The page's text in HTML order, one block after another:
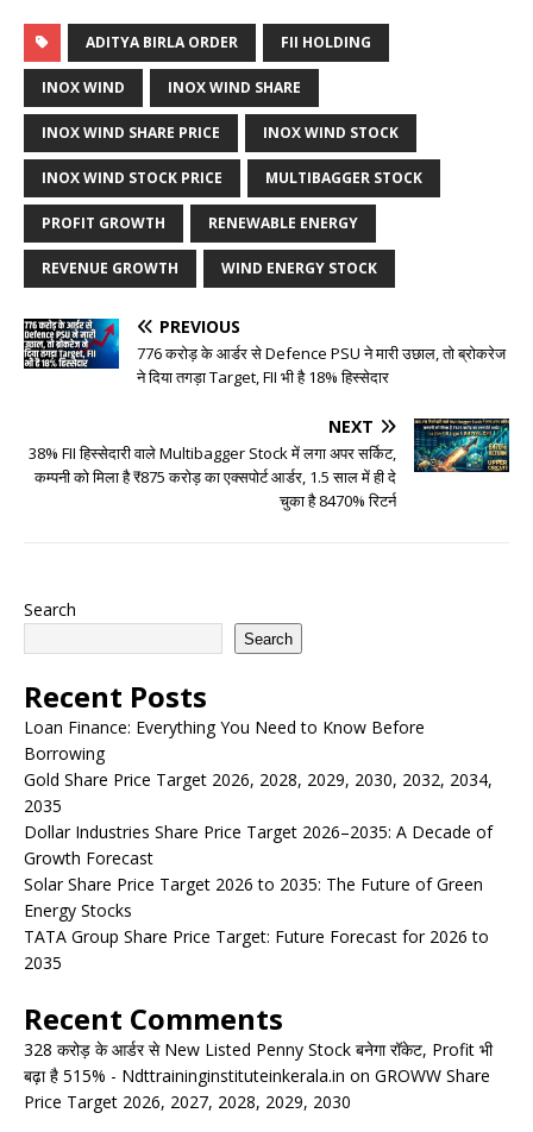
ADITYA BIRLA ORDER FII HOLDING
INOX WIND INOX WIND SHARE
INOX WIND SHARE PRICE INOX WIND STOCK
INOX WIND STOCK PRICE MULTIBAGGER STOCK
PROFIT GROWTH RENEWABLE ENERGY
REVENUE GROWTH WIND ENERGY STOCK
PREVIOUS
776 करोड़ के आर्डर से Defence PSU ने मारी उछाल, तो ब्रोकरेज
ने दिया तगड़ा Target, FII भी है 18% हिस्सेदार
NEXT
38% FII हिस्सेदारी वाले Multibagger Stock में लगा अपर सर्किट,
कम्पनी को मिला है ₹875 करोड़ का एक्सपोर्ट आर्डर, 1.5 साल में ही दे
चुका है 8470% रिटर्न
Search
Search
Recent Posts
Loan Finance: Everything You Need to Know Before
Borrowing
Gold Share Price Target 2026, 2028, 2029, 2030, 2032, 2034,
2035
Dollar Industries Share Price Target 2026–2035: A Decade of
Growth Forecast
Solar Share Price Target 2026 to 2035: The Future of Green
Energy Stocks
TATA Group Share Price Target: Future Forecast for 2026 to
2035
Recent Comments
328 करोड़ के आर्डर से New Listed Penny Stock बनेगा रॉकेट, Profit भी
बढ़ा है 515% - Ndttraininginstituteinkerala.in on GROWW Share
Price Target 2026, 2027, 2028, 2029, 2030